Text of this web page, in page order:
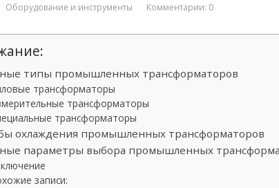
Оборудование и инструменты Комментарии: 0
типы промышленных трансформаторов
трансформаторы
трансформаторы
трансформаторы
охлаждения промышленных трансформаторов
параметры выбора промышленных
записи: